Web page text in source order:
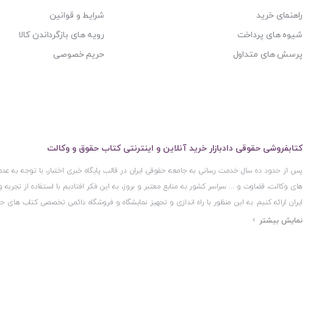
راهنمای خرید
شیوه های پرداخت
پرسش های متداول
شرایط و قوانین
رویه های بازگرداندن کالا
حریم خصوصی
کتابفروشی حقوقی دادبازار خرید آنلاین و اینترنتی کتاب حقوق و وکالت
پس از حدود ده سال خدمت رسانی به جامعه حقوقی ایران در قالب پایگاه خبری اختبار، با توجه
های وکالت، قضاوت و ... سراسر کشور به منابع معتبر و بروز، به این فکر افتادیم با استفاده از
ایران ارائه کنیم. به این منظور با راه اندازی و تجهیز نمایشگاه و فروشگاه دائمی تخصصی کتاب های
ایران و اخذ مجوزهای قانونی از جمله نماد اعتماد الکترونیک از مرکز توسعه تجارت الکترونیکی